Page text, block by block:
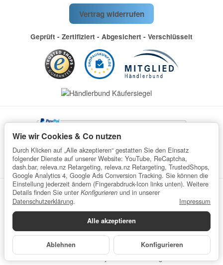
Vertrag widerrufen
Geprüft - Zertifiziert - Abgesichert - Verschlüsselt
Datenschutz AGB Impressum
Widerrufsrecht
Batteriegesetzhinweise
Verpackungshinweise
Datenschutzerklärung•Impressum
*Alle Preise inkl. gesetzlicher USt., zzgl.Versand
© wefaru
Powered byJTL-Shop
ecomDATA LiteSpeed Cache
Made with♥by eRock Marketing
Wie wir Cookies & Co nutzen
Durch Klicken auf „Alle akzeptieren“ gestatten Sie den Einsatz
folgender Dienste auf unserer Website: YouTube, ReCaptcha,
dash.bar, releva.nz Retargeting, releva.nz Retargeting, TrustedShops,
Google Analytics 4, Google Ads Conversion Tracking. Sie können die
Einstellung jederzeit ändern (Fingerabdruck-Icon links unten). Weitere
Details finden Sie unter Konfigurieren und in unserer
Datenschutzerklärung. Impressum
Alle akzeptieren
Ablehnen Konfigurieren